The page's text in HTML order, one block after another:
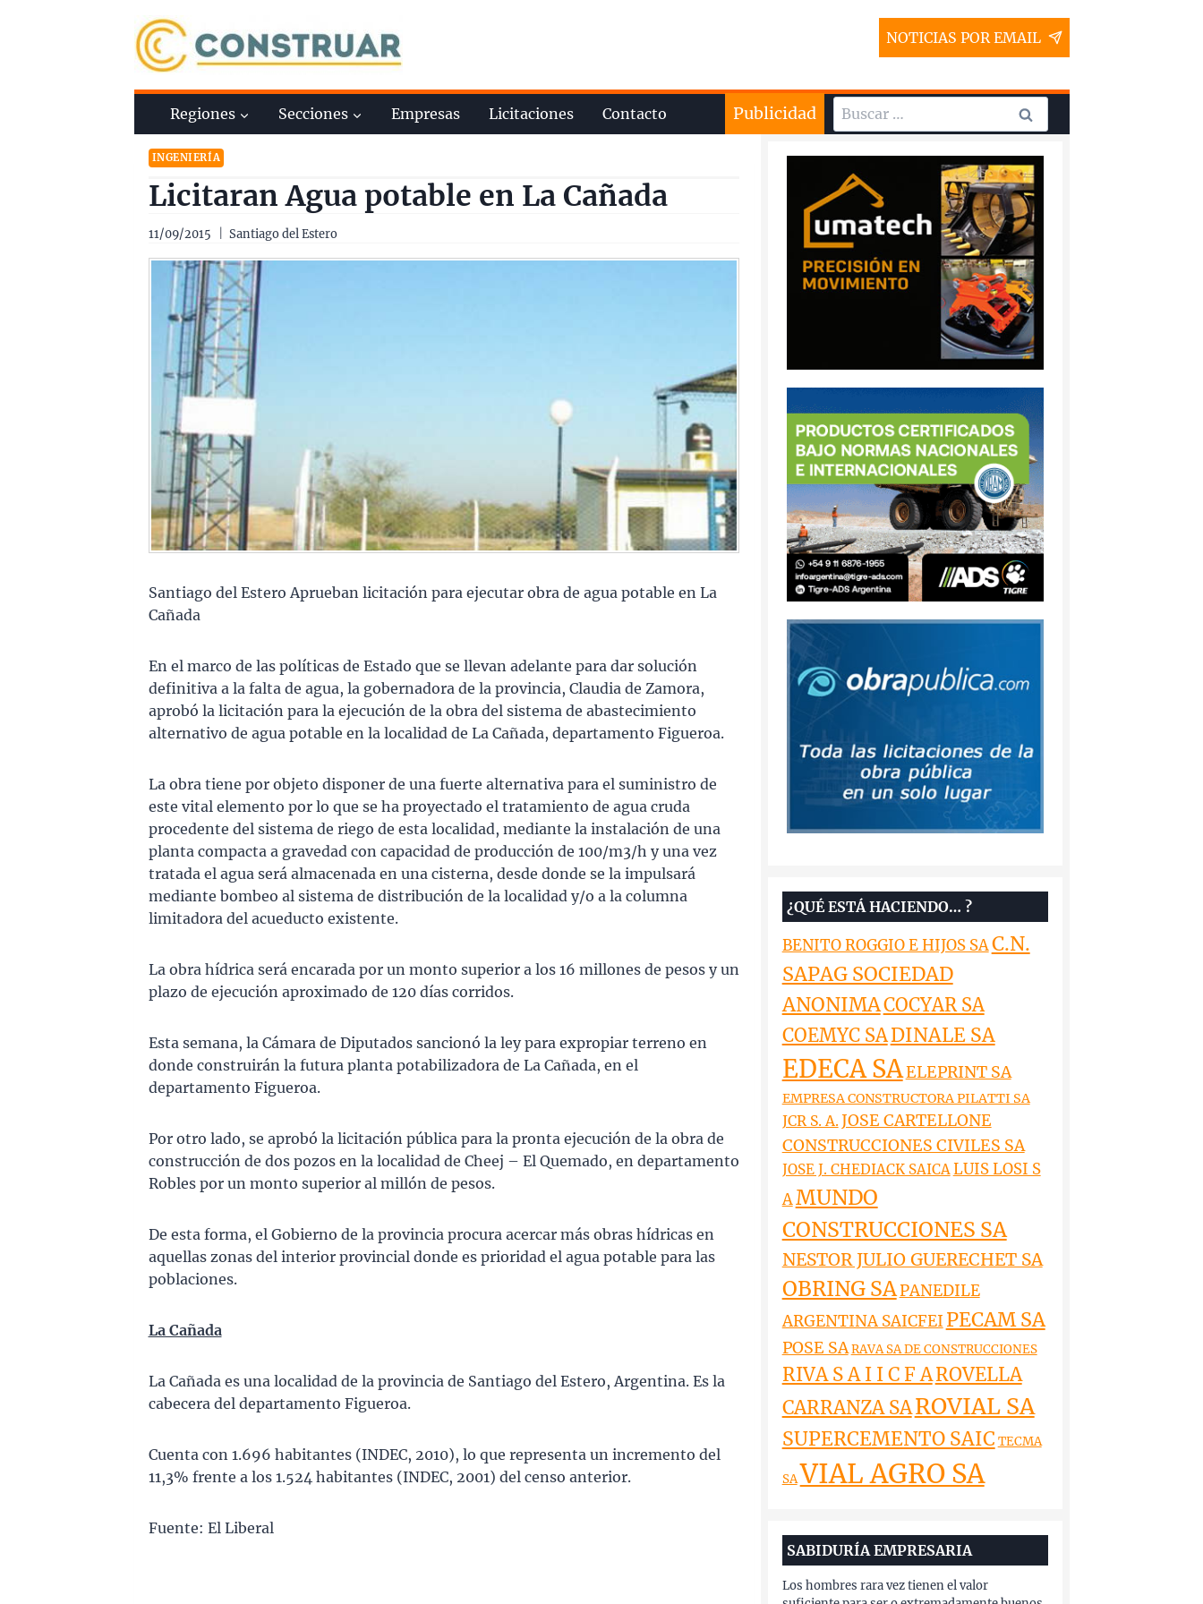
NOTICIAS POR EMAIL
Regiones Secciones Empresas Licitaciones Contacto Publicidad Buscar:
INGENIERÍA
Licitaran Agua potable en La Cañada
11/09/2015 Santiago del Estero
Santiago del Estero Aprueban licitación para ejecutar obra de agua potable en La
Cañada
En el marco de las políticas de Estado que se llevan adelante para dar solución
definitiva a la falta de agua, la gobernadora de la provincia, Claudia de Zamora,
aprobó la licitación para la ejecución de la obra del sistema de abastecimiento
alternativo de agua potable en la localidad de La Cañada, departamento Figueroa.
La obra tiene por objeto disponer de una fuerte alternativa para el suministro de
este vital elemento por lo que se ha proyectado el tratamiento de agua cruda
procedente del sistema de riego de esta localidad, mediante la instalación de una
planta compacta a gravedad con capacidad de producción de 100/m3/h y una vez
tratada el agua será almacenada en una cisterna, desde donde se la impulsará
mediante bombeo al sistema de distribución de la localidad y/o a la columna
limitadora del acueducto existente.
La obra hídrica será encarada por un monto superior a los 16 millones de pesos y un
plazo de ejecución aproximado de 120 días corridos.
Esta semana, la Cámara de Diputados sancionó la ley para expropiar terreno en
donde construirán la futura planta potabilizadora de La Cañada, en el
departamento Figueroa.
Por otro lado, se aprobó la licitación pública para la pronta ejecución de la obra de
construcción de dos pozos en la localidad de Cheej – El Quemado, en departamento
Robles por un monto superior al millón de pesos.
De esta forma, el Gobierno de la provincia procura acercar más obras hídricas en
aquellas zonas del interior provincial donde es prioridad el agua potable para las
poblaciones.
La Cañada
La Cañada es una localidad de la provincia de Santiago del Estero, Argentina. Es la
cabecera del departamento Figueroa.
Cuenta con 1.696 habitantes (INDEC, 2010), lo que representa un incremento del
11,3% frente a los 1.524 habitantes (INDEC, 2001) del censo anterior.
Fuente: El Liberal
¿QUÉ ESTÁ HACIENDO… ?
BENITO ROGGIO E HIJOS SAC.N.
SAPAG SOCIEDAD
ANONIMACOCYAR SA
COEMYC SADINALE SA
EDECA SAELEPRINT SA
EMPRESA CONSTRUCTORA PILATTI SA
JCR S. A.JOSE CARTELLONE
CONSTRUCCIONES CIVILES SA
JOSE J. CHEDIACK SAICALUIS LOSI S
AMUNDO
CONSTRUCCIONES SA
NESTOR JULIO GUERECHET SA
OBRING SAPANEDILE
ARGENTINA SAICFEI PECAM SA
POSE SARAVA SA DE CONSTRUCCIONES
RIVA S A I I C F AROVELLA
CARRANZA SAROVIAL SA
SUPERCEMENTO SAIC TECMA
SAVIAL AGRO SA
SABIDURÍA EMPRESARIA
Los hombres rara vez tienen el valor